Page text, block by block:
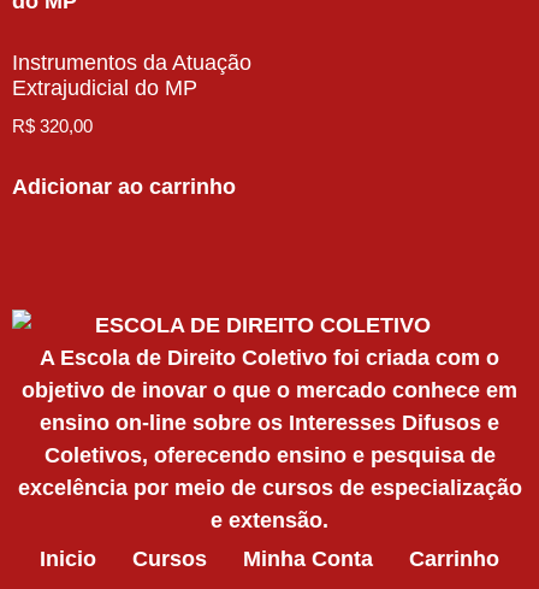
Instrumentos da Atuação
Extrajudicial do MP
R$ 320,00
Adicionar ao carrinho
A Escola de Direito Coletivo foi criada com o
objetivo de inovar o que o mercado conhece em
ensino on-line sobre os Interesses Difusos e
Coletivos, oferecendo ensino e pesquisa de
excelência por meio de cursos de especialização
e extensão.
Inicio
Cursos Minha Conta Carrinho